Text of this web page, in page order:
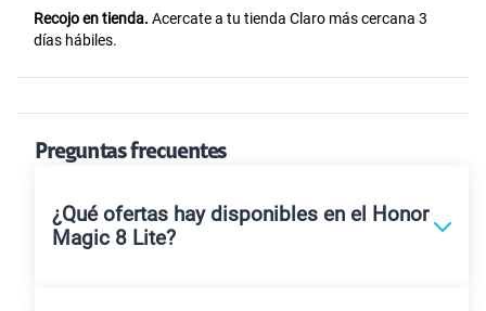
Recojo en tienda. Acercate a tu tienda Claro más cercana 3
días hábiles.
Preguntas frecuentes
¿Qué ofertas hay disponibles en el Honor
Magic 8 Lite?